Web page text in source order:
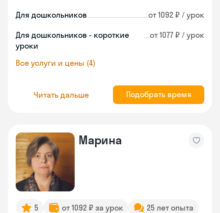
Для дошкольников от 1092 ₽ / урок
Для дошкольников - короткие
уроки
от 1077 ₽ / урок
Все услуги и цены (4)
Читать дальше Подобрать время
Марина
5 от 1092 ₽ за урок
25 лет опыта